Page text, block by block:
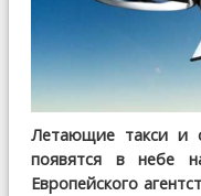
Летающие такси и
появятся в небе
Европейского